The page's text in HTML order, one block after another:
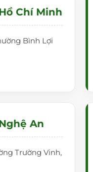
an toàn cho
kế độc lập,
Chí Minh
Bình Lợi
An
Trường Vinh,